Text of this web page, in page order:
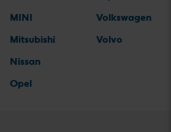
MINI
Mitsubishi
Nissan
Opel
Volkswagen
Volvo